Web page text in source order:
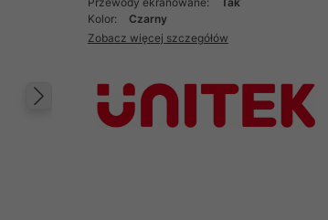
Następny
Kolor:
Czarny
Zobacz więcej szczegółów